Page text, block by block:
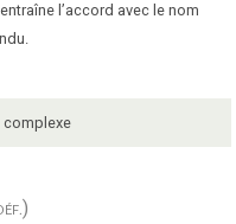
entraîne l’accord avec le nom